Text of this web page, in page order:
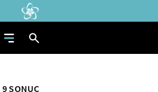
9 SONUÇ